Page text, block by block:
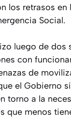
los retrasos en
Social.
luego de dos
con
de
el Gobierno
torno a la
que menos